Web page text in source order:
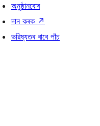
অনুষ্ঠানবোৰ
দান কৰক ↗
ভৱিষ্যতৰ বাবে পাঁচ